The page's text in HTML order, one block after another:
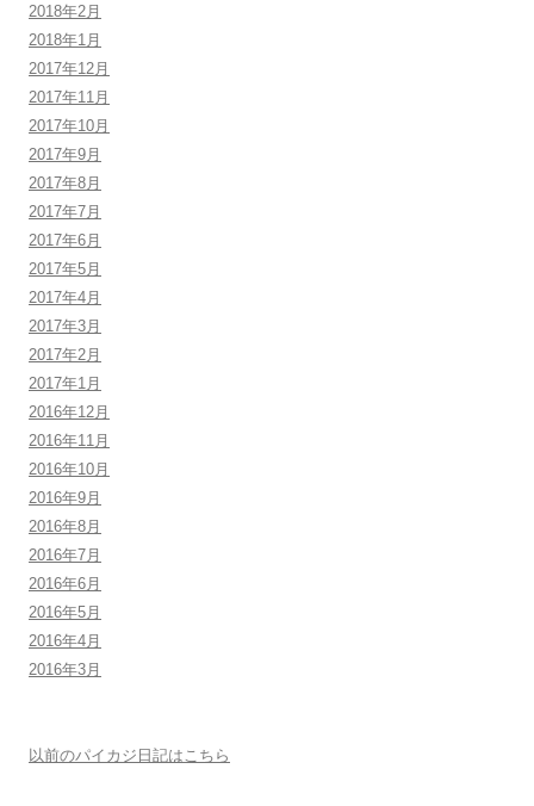
2018年2月
2018年1月
2017年12月
2017年11月
2017年10月
2017年9月
2017年8月
2017年7月
2017年6月
2017年5月
2017年4月
2017年3月
2017年2月
2017年1月
2016年12月
2016年11月
2016年10月
2016年9月
2016年8月
2016年7月
2016年6月
2016年5月
2016年4月
2016年3月
以前のパイカジ日記はこちら